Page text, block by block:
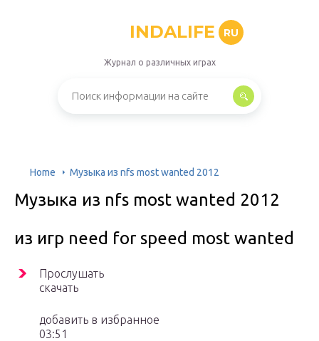
INDALIFE RU
Журнал о различных играх
Home Музыка из nfs most wanted 2012
Музыка из nfs most wanted 2012
из игр need for speed most wanted
Прослушать
скачать
добавить в избранное
03:51